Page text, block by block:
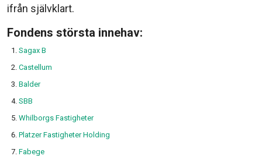
ifrån självklart.
Fondens största innehav:
Sagax B
Castellum
Balder
SBB
Whilborgs Fastigheter
Platzer Fastigheter Holding
Fabege